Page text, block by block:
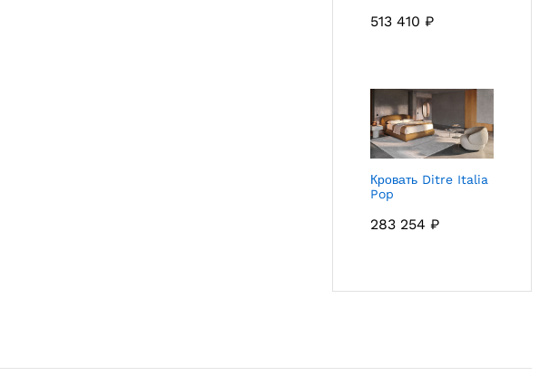
513 410₽
Кровать Ditre Italia
Pop
283 254₽